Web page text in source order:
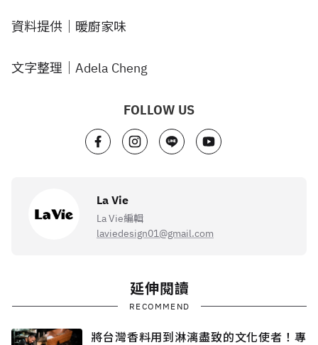
資料提供｜暖廚家味
文字整理｜Adela Cheng
FOLLOW US
La Vie
La Vie編輯
laviedesign01@gmail.com
延伸閱讀
RECOMMEND
將台灣香料用到淋漓盡致的文化使者！專